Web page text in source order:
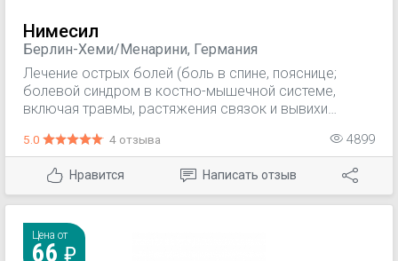
Нимесил
Берлин-Хеми/Менарини, Германия
Лечение острых болей (боль в спине, пояснице;
болевой синдром в костно-мышечной системе,
включая травмы, растяжения связок и вывихи
симптоматическое лечение остеоартроза с
болевым синдромом; — альгодисменорея. Препарат
предназначен для симптоматической терапии,
уменьшения боли и воспаления на момент
5.0 4 отзыва 4899
Нравится Написать отзыв
Цена от
66